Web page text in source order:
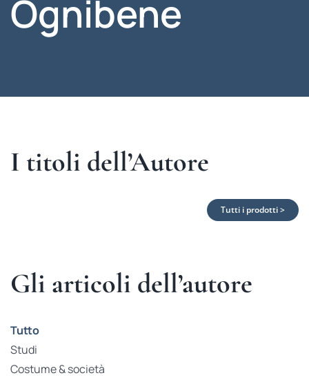
Ognibene
I titoli dell’Autore
Tutti i prodotti >
Gli articoli dell’autore
Tutto
Studi
Costume & società